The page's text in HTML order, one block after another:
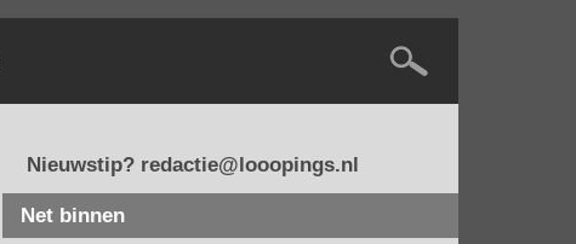
Nieuwstip? redactie@looopings.nl
Net binnen